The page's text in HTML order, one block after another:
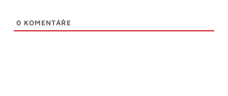
0 KOMENTÁŘE